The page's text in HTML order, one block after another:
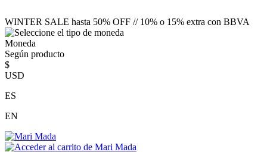
WINTER SALE hasta 50% OFF // 10% o 15% extra con BBVA
Moneda
Según producto
$
USD
ES
EN